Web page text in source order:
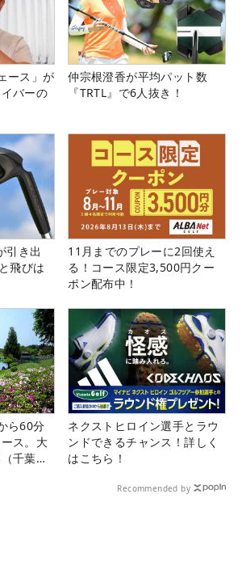
ース」が
バーの
仲宗根澄香が平均パット数
『TRTL』で6人抜き！
引き出
飛びは
11月までのプレーに2回使え
る！コース限定3,500円クー
ポン配布中！
ら60分
ス。大
千葉
ネクストヒロイン選手とラウ
ンドできるチャンス！詳しく
はこちら！
Recommended by